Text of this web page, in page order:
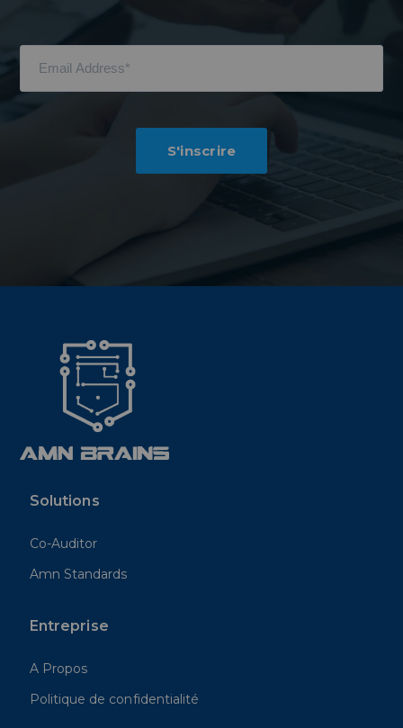
Solutions
Co-Auditor
Amn Standards
Entreprise
A Propos
Politique de confidentialité